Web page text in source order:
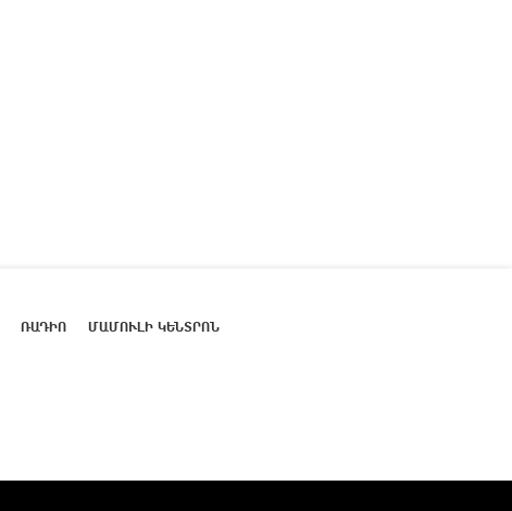
ՌԱԴԻՈ ՄԱՄՈՒԼԻ ԿԵՆՏՐՈՆ